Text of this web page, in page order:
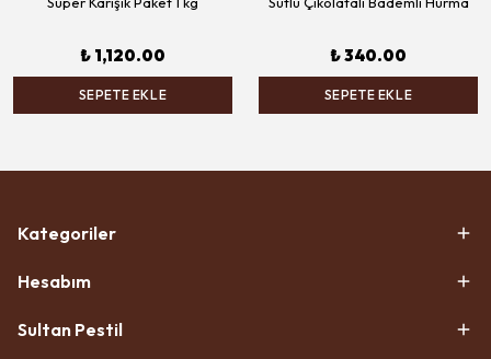
₺ 1,120.00
SEPETE EKLE
₺ 340.00
SEPETE EKLE
Kategoriler
Hesabım
Sultan Pestil